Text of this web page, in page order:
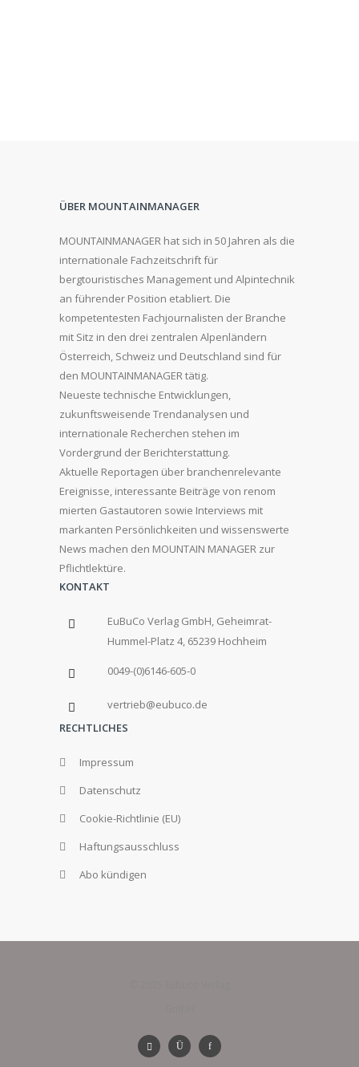
ÜBER MOUNTAINMANAGER
MOUNTAINMANAGER hat sich in 50 Jahren als die
internationale Fachzeitschrift für
bergtouristisches Management und Alpintechnik
an führender Position etabliert. Die
kompetentesten Fachjournalisten der Branche
mit Sitz in den drei zentralen Alpenländern
Österreich, Schweiz und Deutschland sind für
den MOUNTAINMANAGER tätig.
Neueste technische Entwicklungen,
zukunftsweisende Trendanalysen und
internationale Recherchen stehen im
Vordergrund der Berichterstattung.
Aktuelle Reportagen über branchenrelevante
Ereignisse, interessante Beiträge von renom
mierten Gastautoren sowie Interviews mit
markanten Persönlichkeiten und wissenswerte
News machen den MOUNTAIN MANAGER zur
Pflichtlektüre.
KONTAKT
EuBuCo Verlag GmbH, Geheimrat-
Hummel-Platz 4, 65239 Hochheim
0049-(0)6146-605-0
vertrieb@eubuco.de
RECHTLICHES
Impressum
Datenschutz
Cookie-Richtlinie (EU)
Haftungsausschluss
Abo kündigen